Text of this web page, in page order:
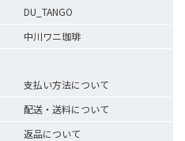
DU_TANGO
中川ワニ珈琲
支払い方法について
配送・送料について
返品について